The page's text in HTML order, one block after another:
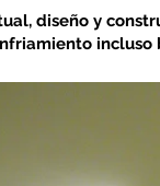
diseño y